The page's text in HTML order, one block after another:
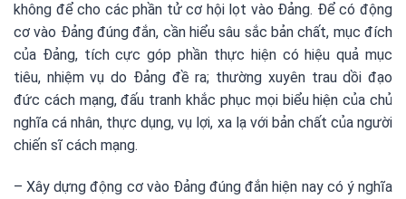
không để cho các phần tử cơ hội lọt vào Đảng. Để có động
cơ vào Đảng đúng đắn, cần hiểu sâu sắc bản chất, mục đích
của Đảng, tích cực góp phần thực hiện có hiệu quả mục
tiêu, nhiệm vụ do Đảng đề ra; thường xuyên trau dồi đạo
đức cách mạng, đấu tranh khắc phục mọi biểu hiện của chủ
nghĩa cá nhân, thực dụng, vụ lợi, xa lạ với bản chất của người
chiến sĩ cách mạng.
– Xây dựng động cơ vào Đảng đúng đắn hiện nay có ý nghĩa